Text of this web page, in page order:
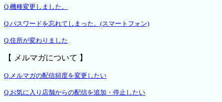
Q.機種変更しました。
Q.パスワードを忘れてしまった。(スマートフォン)
Q.住所が変わりました
【 メルマガについて 】
Q.メルマガの配信頻度を変更したい
Q.お気に入り店舗からの配信を追加・停止したい